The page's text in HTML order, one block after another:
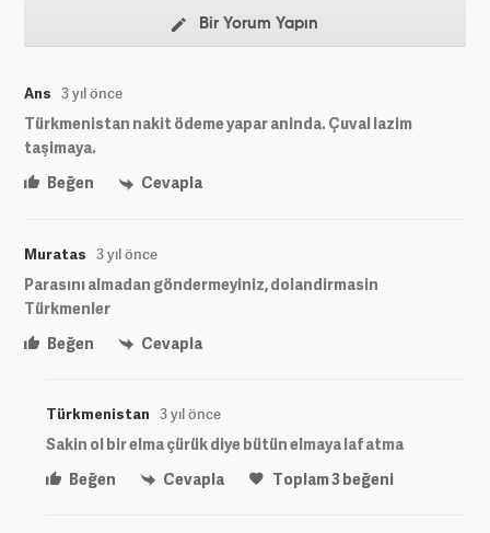
Bir Yorum Yapın
Ans 3 yıl önce
Türkmenistan nakit ödeme yapar aninda. Çuval lazim
taşimaya.
Beğen
Cevapla
Muratas 3 yıl önce
Parasını almadan göndermeyiniz, dolandirmasin
Türkmenler
Beğen
Cevapla
Türkmenistan 3 yıl önce
Sakin ol bir elma çürük diye bütün elmaya laf atma
Beğen
Cevapla Toplam3beğeni